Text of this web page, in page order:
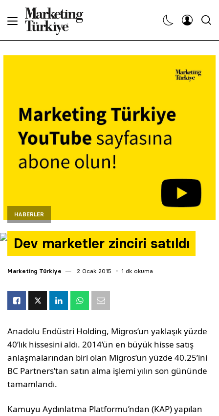
HABERLER
Dev marketler zinciri satıldı
Marketing Türkiye 2 Ocak 2015 1 dk okuma
Anadolu Endüstri Holding, Migros’un yaklaşık yüzde
40’lık hissesini aldı. 2014’ün en büyük hisse satış
anlaşmalarından biri olan Migros’un yüzde 40.25’ini
BC Partners’tan satın alma işlemi yılın son gününde
tamamlandı.
Kamuyu Aydınlatma Platformu’ndan (KAP) yapılan
Dergiler
Etkinlikler
Yazarlar
Araştırma